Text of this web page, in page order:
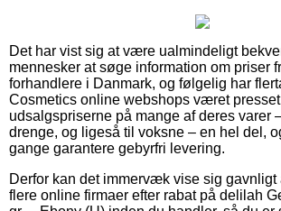
Det har vist sig at være ualmindeligt
mennesker at søge information om priser
forhandlere i Danmark, og følgelig har
Cosmetics online webshops været
udsalgspriserne på mange af deres varer
drenge, og ligeså til voksne – en hel del,
gange garantere gebyrfri levering.
Derfor kan det immervæk vise sig gavnligt
flere online firmaer efter rabat på delilah